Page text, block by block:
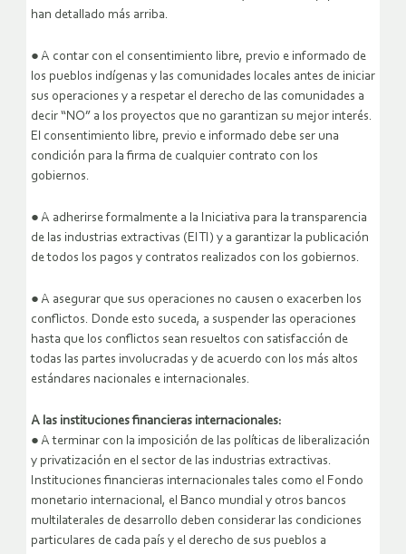
han detallado más arriba.
● A contar con el consentimiento libre, previo e informado de
los pueblos indígenas y las comunidades locales antes de iniciar
sus operaciones y a respetar el derecho de las comunidades a
decir “NO” a los proyectos que no garantizan su mejor interés.
El consentimiento libre, previo e informado debe ser una
condición para la firma de cualquier contrato con los
gobiernos.
● A adherirse formalmente a la Iniciativa para la transparencia
de las industrias extractivas (EITI) y a garantizar la publicación
de todos los pagos y contratos realizados con los gobiernos.
● A asegurar que sus operaciones no causen o exacerben los
conflictos. Donde esto suceda, a suspender las operaciones
hasta que los conflictos sean resueltos con satisfacción de
todas las partes involucradas y de acuerdo con los más altos
estándares nacionales e internacionales.
A las instituciones financieras internacionales:
● A terminar con la imposición de las políticas de liberalización
y privatización en el sector de las industrias extractivas.
Instituciones financieras internacionales tales como el Fondo
monetario internacional, el Banco mundial y otros bancos
multilaterales de desarrollo deben considerar las condiciones
particulares de cada país y el derecho de sus pueblos a